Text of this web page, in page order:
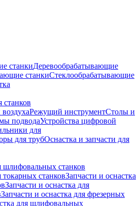
станкиДеревообрабатывающие
станкиСтеклообрабатывающие
станков
Режущий инструментСтолы и
подводаУстройства цифровой
для
для трубОснастка и запчасти для
шлифовальных станков
токарных станковЗапчасти и оснастка
Запчасти и оснастка для
Запчасти и оснастка для фрезерных
для шлифовальных